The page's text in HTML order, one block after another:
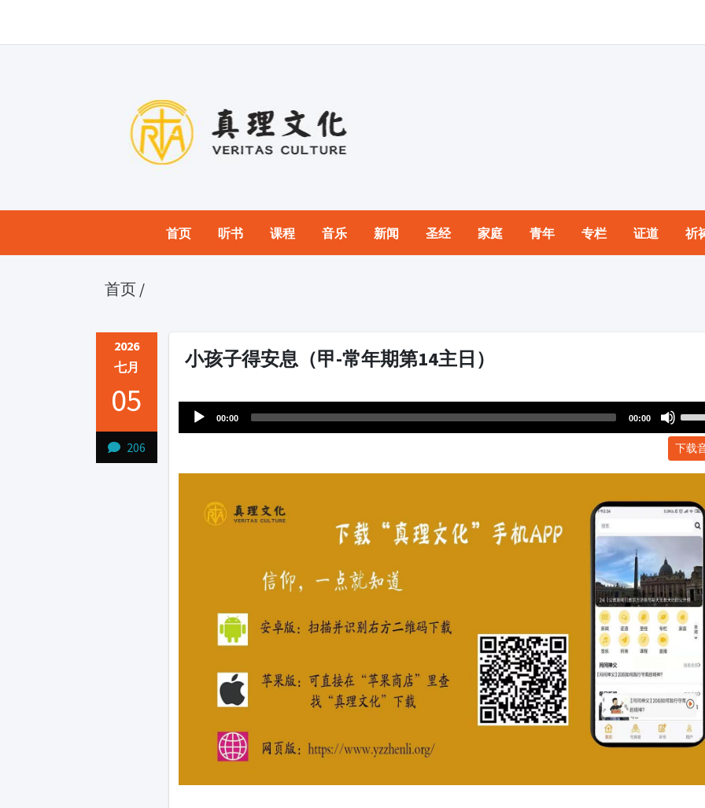
首页 听书 课程 音乐 新闻 圣经 家庭 青年 专栏 证道 祈
首页 /
2026
七月
05
206
小孩子得安息（甲-常年期第14主日）
Player
00:00 00:00
下载